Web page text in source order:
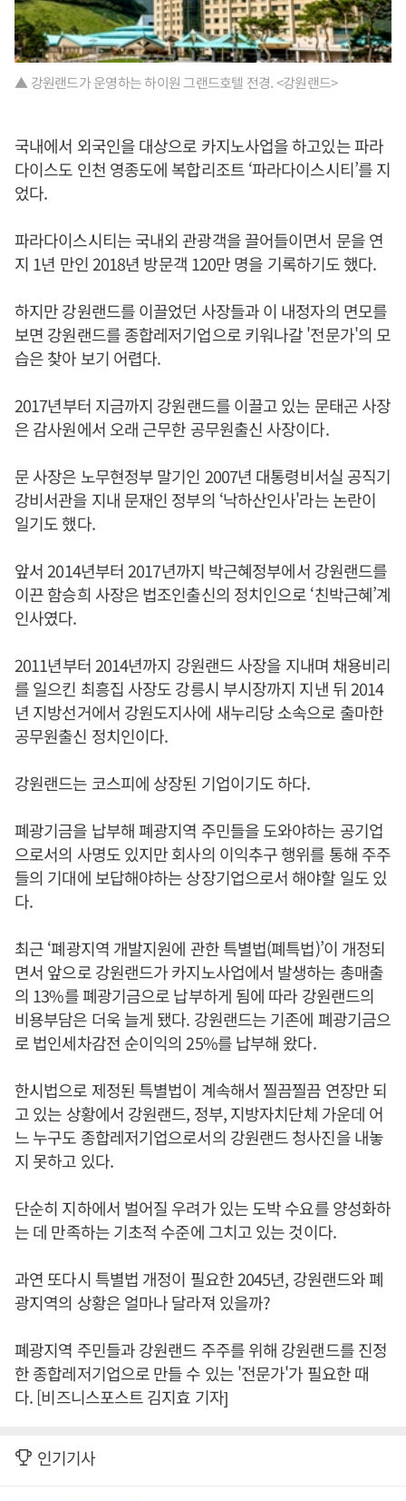
▲ 강원랜드가 운영하는 하이원 그랜드호텔 전경. <강원랜드>
국내에서 외국인을 대상으로 카지노사업을 하고있는 파라
다이스도 인천 영종도에 복합리조트 ‘파라다이스시티’를 지
었다.
파라다이스시티는 국내외 관광객을 끌어들이면서 문을 연
지 1년 만인 2018년 방문객 120만 명을 기록하기도 했다.
하지만 강원랜드를 이끌었던 사장들과 이 내정자의 면모를
보면 강원랜드를 종합레저기업으로 키워나갈 '전문가'의 모
습은 찾아 보기 어렵다.
2017년부터 지금까지 강원랜드를 이끌고 있는 문태곤 사장
은 감사원에서 오래 근무한 공무원출신 사장이다.
문 사장은 노무현정부 말기인 2007년 대통령비서실 공직기
강비서관을 지내 문재인 정부의 ‘낙하산인사'라는 논란이
일기도 했다.
앞서 2014년부터 2017년까지 박근혜정부에서 강원랜드를
이끈 함승희 사장은 법조인출신의 정치인으로 ‘친박근혜’계
인사였다.
2011년부터 2014년까지 강원랜드 사장을 지내며 채용비리
를 일으킨 최흥집 사장도 강릉시 부시장까지 지낸 뒤 2014
년 지방선거에서 강원도지사에 새누리당 소속으로 출마한
공무원출신 정치인이다.
강원랜드는 코스피에 상장된 기업이기도 하다.
폐광기금을 납부해 폐광지역 주민들을 도와야하는 공기업
으로서의 사명도 있지만 회사의 이익추구 행위를 통해 주주
들의 기대에 보답해야하는 상장기업으로서 해야할 일도 있
다.
최근 ‘폐광지역 개발지원에 관한 특별법(폐특법)’이 개정되
면서 앞으로 강원랜드가 카지노사업에서 발생하는 총매출
의 13%를 폐광기금으로 납부하게 됨에 따라 강원랜드의
비용부담은 더욱 늘게 됐다. 강원랜드는 기존에 폐광기금으
로 법인세차감전 순이익의 25%를 납부해 왔다.
한시법으로 제정된 특별법이 계속해서 찔끔찔끔 연장만 되
고 있는 상황에서 강원랜드, 정부, 지방자치단체 가운데 어
느 누구도 종합레저기업으로서의 강원랜드 청사진을 내놓
지 못하고 있다.
단순히 지하에서 벌어질 우려가 있는 도박 수요를 양성화하
는 데 만족하는 기초적 수준에 그치고 있는 것이다.
과연 또다시 특별법 개정이 필요한 2045년, 강원랜드와 폐
광지역의 상황은 얼마나 달라져 있을까?
폐광지역 주민들과 강원랜드 주주를 위해 강원랜드를 진정
한 종합레저기업으로 만들 수 있는 '전문가'가 필요한 때
다. [비즈니스포스트 김지효 기자]
인기기사